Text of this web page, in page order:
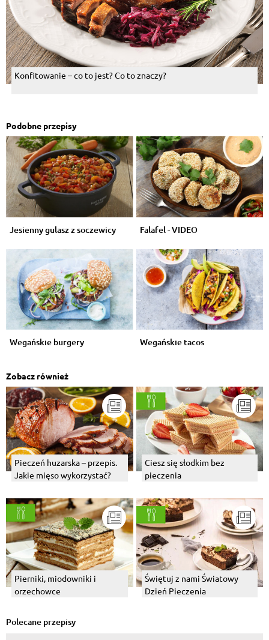
Konfitowanie – co to jest? Co to znaczy?
Podobne przepisy
Jesienny gulasz z soczewicy Falafel - VIDEO
Wegańskie burgery Wegańskie tacos
Zobacz również
Pieczeń huzarska – przepis.
Jakie mięso wykorzystać?
Ciesz się słodkim bez
pieczenia
Pierniki, miodowniki i
orzechowce
Świętuj z nami Światowy
Dzień Pieczenia
Polecane przepisy